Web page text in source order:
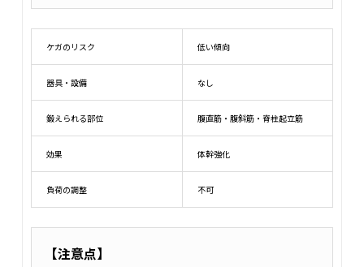
ケガのリスク 低い傾向
器具・設備 なし
鍛えられる部位 腹直筋・腹斜筋・脊柱起立筋
効果 体幹強化
負荷の調整 不可
【注意点】